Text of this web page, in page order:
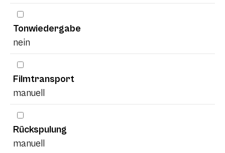
Tonwiedergabe
nein
Filmtransport
manuell
Rückspulung
manuell